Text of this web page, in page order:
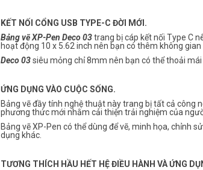
KẾT NỐI CỔNG USB TYPE-C ĐỜI MỚI.
Bảng vẽ XP-Pen Deco 03trang bị cáp kết nối Type C
hoạt động 10 x 5.62 inch nên bạn có thêm không
Deco 03siêu mỏng chỉ 8mm nên bạn có thể thoải
ỨNG DỤNG VÀO CUỘC SỐNG.
Bảng vẽ đầy tính nghệ thuật này trang bị tất cả công
phương thức mới nhằm cải thiện trải nghiệm của
Bảng vẽ XP-Pen có thể dùng để vẽ, minh họa, chỉnh
dụng khác.
TƯƠNG THÍCH HẦU HẾT HỆ ĐIỀU HÀNH VÀ ỨNG